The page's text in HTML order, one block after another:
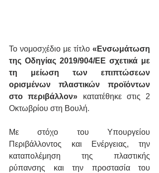
Το νομοσχέδιο με τίτλο «Ενσωμάτωση
της Οδηγίας 2019/904/ΕΕ σχετικά με
τη μείωση των επιπτώσεων
ορισμένων πλαστικών προϊόντων
στο περιβάλλον» κατατέθηκε στις 2
Οκτωβρίου στη Βουλή.
Με στόχο του Υπουργείου
Περιβάλλοντος και Ενέργειας, την
καταπολέμηση της πλαστικής
ρύπανσης και την προστασία του